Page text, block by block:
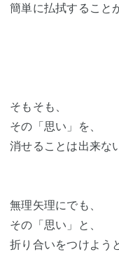
簡単に払拭すること
そもそも、
その「思い」を、
消せることは出来な
無理矢理にでも、
その「思い」と、
折り合いをつけよう